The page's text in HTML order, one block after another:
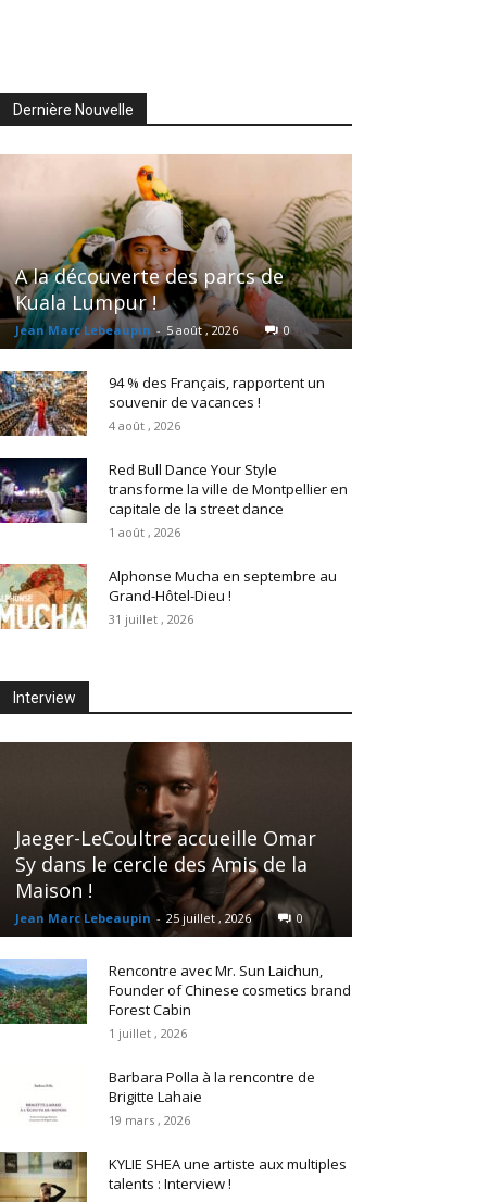
Dernière Nouvelle
A la découverte des parcs de
Kuala Lumpur !
Jean Marc Lebeaupin - 5 août , 2026 0
94 % des Français, rapportent un
souvenir de vacances !
4 août , 2026
Red Bull Dance Your Style
transforme la ville de Montpellier en
capitale de la street dance
1 août , 2026
Alphonse Mucha en septembre au
Grand-Hôtel-Dieu !
31 juillet , 2026
Interview
Jaeger-LeCoultre accueille Omar
Sy dans le cercle des Amis de la
Maison !
Jean Marc Lebeaupin - 25 juillet , 2026 0
Rencontre avec Mr. Sun Laichun,
Founder of Chinese cosmetics brand
Forest Cabin
1 juillet , 2026
Barbara Polla à la rencontre de
Brigitte Lahaie
19 mars , 2026
KYLIE SHEA une artiste aux multiples
talents : Interview !